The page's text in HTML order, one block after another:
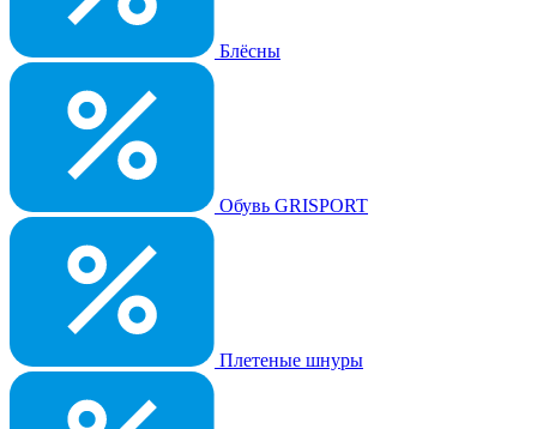
Блёсны
Обувь GRISPORT
Плетеные шнуры